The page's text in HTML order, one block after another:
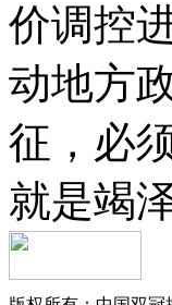
价调控
动地方
征，必
就是竭